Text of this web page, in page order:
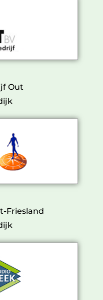
Out
Friesland